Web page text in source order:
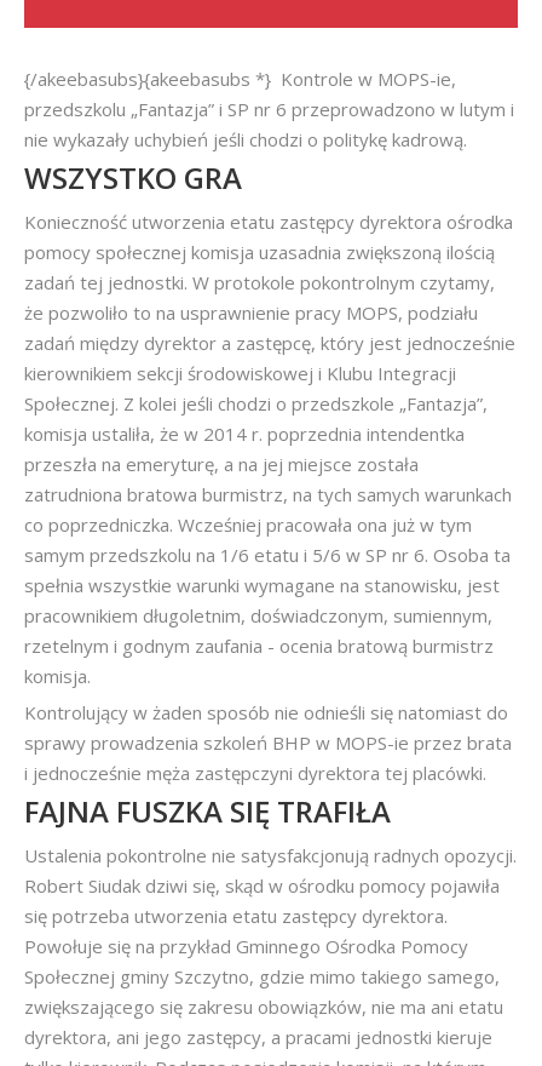
{/akeebasubs}{akeebasubs *} Kontrole w MOPS-ie,
przedszkolu „Fantazja” i SP nr 6 przeprowadzono w lutym i
nie wykazały uchybień jeśli chodzi o politykę kadrową.
WSZYSTKO GRA
Konieczność utworzenia etatu zastępcy dyrektora ośrodka
pomocy społecznej komisja uzasadnia zwiększoną ilością
zadań tej jednostki. W protokole pokontrolnym czytamy,
że pozwoliło to na usprawnienie pracy MOPS, podziału
zadań między dyrektor a zastępcę, który jest jednocześnie
kierownikiem sekcji środowiskowej i Klubu Integracji
Społecznej. Z kolei jeśli chodzi o przedszkole „Fantazja”,
komisja ustaliła, że w 2014 r. poprzednia intendentka
przeszła na emeryturę, a na jej miejsce została
zatrudniona bratowa burmistrz, na tych samych warunkach
co poprzedniczka. Wcześniej pracowała ona już w tym
samym przedszkolu na 1/6 etatu i 5/6 w SP nr 6. Osoba ta
spełnia wszystkie warunki wymagane na stanowisku, jest
pracownikiem długoletnim, doświadczonym, sumiennym,
rzetelnym i godnym zaufania - ocenia bratową burmistrz
komisja.
Kontrolujący w żaden sposób nie odnieśli się natomiast do
sprawy prowadzenia szkoleń BHP w MOPS-ie przez brata
i jednocześnie męża zastępczyni dyrektora tej placówki.
FAJNA FUSZKA SIĘ TRAFIŁA
Ustalenia pokontrolne nie satysfakcjonują radnych opozycji.
Robert Siudak dziwi się, skąd w ośrodku pomocy pojawiła
się potrzeba utworzenia etatu zastępcy dyrektora.
Powołuje się na przykład Gminnego Ośrodka Pomocy
Społecznej gminy Szczytno, gdzie mimo takiego samego,
zwiększającego się zakresu obowiązków, nie ma ani etatu
dyrektora, ani jego zastępcy, a pracami jednostki kieruje